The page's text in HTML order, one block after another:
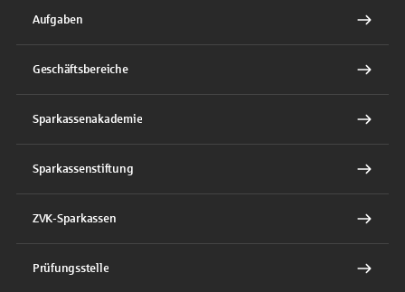
Aufgaben
Geschäftsbereiche
Sparkassenakademie
Sparkassenstiftung
ZVK-Sparkassen
Prüfungsstelle